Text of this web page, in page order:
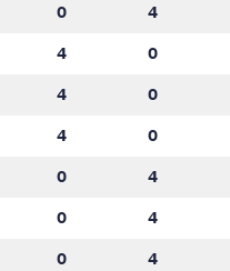
0 4
4 0
4 0
4 0
0 4
0 4
0 4